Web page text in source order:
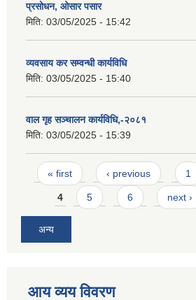
प्रसोधन, ओसार पसार
मिति: 03/05/2025 - 15:42
व्यवसाय कर सम्वन्धी कार्यविधि
मिति: 03/05/2025 - 15:40
वाल गृह सञ्चालन कार्यविधि,-२०८१
मिति: 03/05/2025 - 15:39
Pages
« first ‹ previous 1
4 5 6 next ›
अन्य
आय व्यय विवरण